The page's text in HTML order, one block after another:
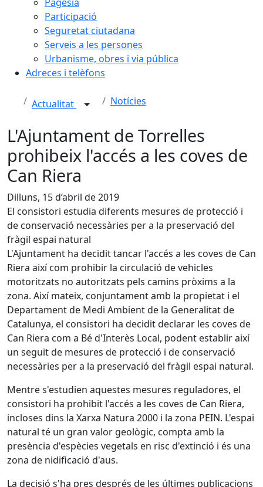
Participació
Seguretat ciutadana
Serveis a les persones
Urbanisme, obres i via pública
Adreces i telèfons
Actualitat Notícies
L'Ajuntament de Torrelles
prohibeix l'accés a les coves de
Can Riera
Dilluns, 15 d’abril de 2019
El consistori estudia diferents mesures de protecció i
de conservació necessàries per a la preservació del
fràgil espai natural
L'Ajuntament ha decidit tancar l'accés a les coves de Can
Riera així com prohibir la circulació de vehicles
motoritzats no autoritzats pels camins pròxims a la
zona. Així mateix, conjuntament amb la propietat i el
Departament de Medi Ambient de la Generalitat de
Catalunya, el consistori ha decidit declarar les coves de
Can Riera com a Bé d'Interès Local, podent establir així
un seguit de mesures de protecció i de conservació
necessàries per a la preservació del fràgil espai natural.
Mentre s'estudien aquestes mesures reguladores, el
consistori ha prohibit l'accés a les coves de Can Riera,
incloses dins la Xarxa Natura 2000 i la zona PEIN. L'espai
natural té un gran valor geològic, compta amb la
presència d'espècies vegetals en risc d'extinció i és una
zona de nidificació d'aus.
La decisió s'ha pres després de les últimes publicacions